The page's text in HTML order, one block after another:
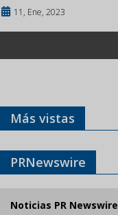
11, Ene, 2023
Más vistas
PRNewswire
Noticias PR Newswire